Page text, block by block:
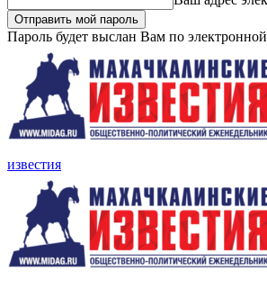
Пароль будет выслан Вам по
известия